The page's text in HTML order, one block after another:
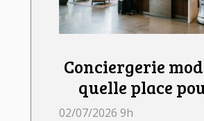
Conciergerie
quelle place
technologie
02/07/2026 9h